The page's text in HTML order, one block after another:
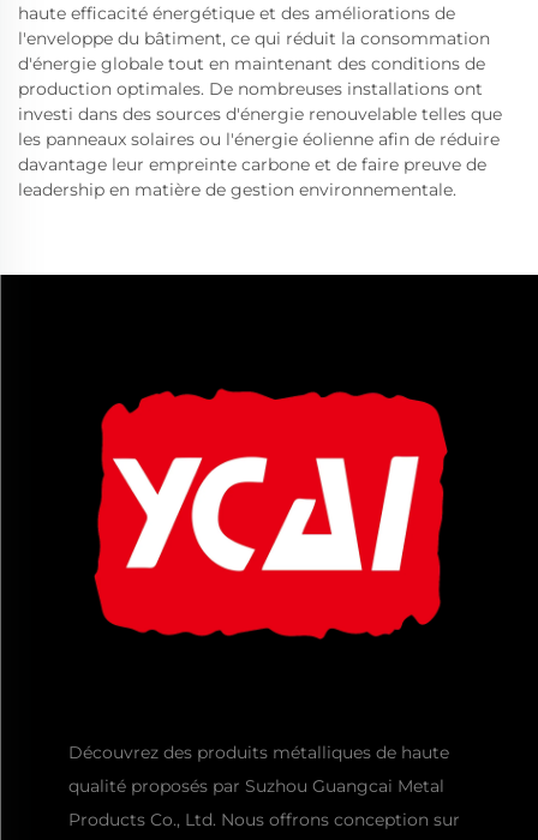
haute efficacité énergétique et des améliorations de
l'enveloppe du bâtiment, ce qui réduit la consommation
d'énergie globale tout en maintenant des conditions de
production optimales. De nombreuses installations ont
investi dans des sources d'énergie renouvelable telles que
les panneaux solaires ou l'énergie éolienne afin de réduire
davantage leur empreinte carbone et de faire preuve de
leadership en matière de gestion environnementale.
Découvrez des produits métalliques de haute
qualité proposés par Suzhou Guangcai Metal
Products Co., Ltd. Nous offrons conception sur